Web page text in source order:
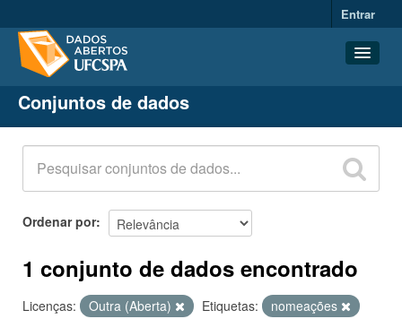
Entrar
Conjuntos de dados
Organizações
Grupos
Sobre
Conjuntos de dados
Ordenar por
1 conjunto de dados encontrado
Licenças: Outra (Aberta) Etiquetas:
nomeações